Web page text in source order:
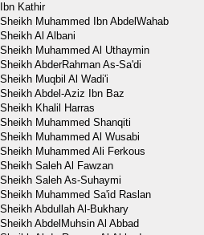
Ibn Kathir
Sheikh Muhammed Ibn AbdelWahab
Sheikh Al Albani
Sheikh Muhammed Al Uthaymin
Sheikh AbderRahman As-Sa'di
Sheikh Muqbil Al Wadi'i
Sheikh Abdel-Aziz Ibn Baz
Sheikh Khalil Harras
Sheikh Muhammed Shanqiti
Sheikh Muhammed Al Wusabi
Sheikh Muhammed Ali Ferkous
Sheikh Saleh Al Fawzan
Sheikh Saleh As-Suhaymi
Sheikh Muhammed Sa'id Raslan
Sheikh Abdullah Al-Bukhary
Sheikh AbdelMuhsin Al Abbad